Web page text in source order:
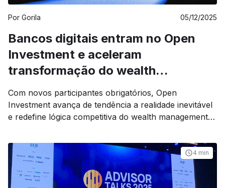
Por Gorila 05/12/2025
Bancos digitais entram no Open
Investment e aceleram
transformação do wealth
management
Com novos participantes obrigatórios, Open
Investment avança de tendência a realidade inevitável
e redefine lógica competitiva do wealth management
4 min